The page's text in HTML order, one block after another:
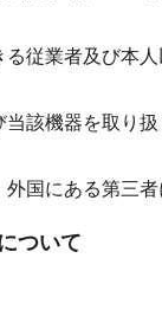
従業者及び本
該機器を取り
国にある第三
ついて